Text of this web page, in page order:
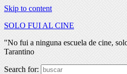
Skip to content
SOLO FUI AL CINE
"No fui a ninguna escuela de cine,
Tarantino
Search for: